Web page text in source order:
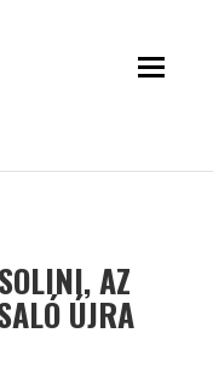
AZ
ÚJRA